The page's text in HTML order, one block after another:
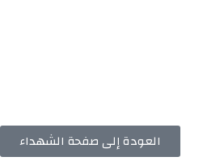
العودة إلى صفحة الشهداء